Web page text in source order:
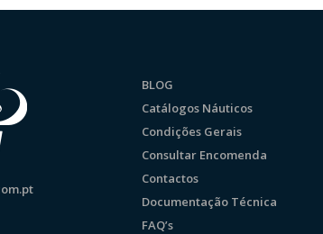
BLOG
Catálogos Náuticos
Condições Gerais
Consultar Encomenda
Contactos
Documentação Técnica
FAQ’s